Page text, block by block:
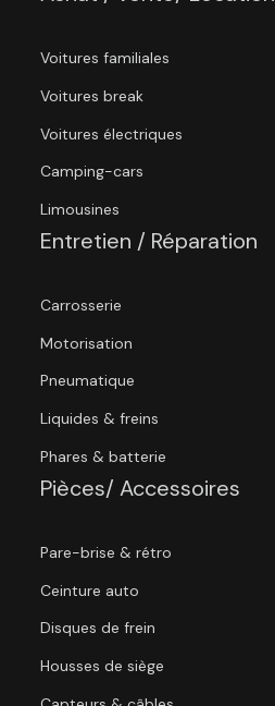
Voitures familiales
Voitures break
Voitures électriques
Camping-cars
Limousines
Entretien / Réparation
Carrosserie
Motorisation
Pneumatique
Liquides & freins
Phares & batterie
Pièces/ Accessoires
Pare-brise & rétro
Ceinture auto
Disques de frein
Housses de siège